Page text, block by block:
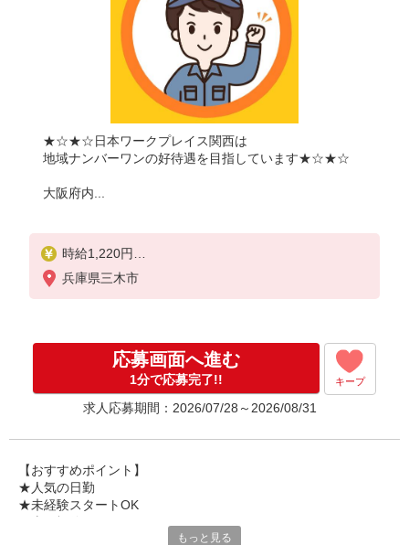
★☆★☆日本ワークプレイス関西は
地域ナンバーワンの好待遇を目指しています★☆★☆
大阪府内...
時給1,220円
月収例：
残業が月に20時間あった場合は、上記に残業代をプ
＼合計24万円以上可能／
別途 交通費全額支給
兵庫県三木市
応募画面へ進む
1分で応募完了!! キープ
求人応募期間：2026/07/28～2026/08/31
【おすすめポイント】
★人気の日勤
★未経験スタートOK
もっと見る